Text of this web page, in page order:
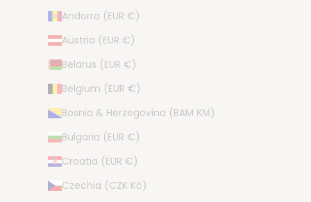
Andorra (EUR €)
Austria (EUR €)
Belarus (EUR €)
Belgium (EUR €)
Bosnia & Herzegovina (BAM КМ)
Bulgaria (EUR €)
Croatia (EUR €)
Czechia (CZK Kč)